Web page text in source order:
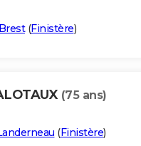
Brest(Finistère)
(75 ans)
(Finistère)